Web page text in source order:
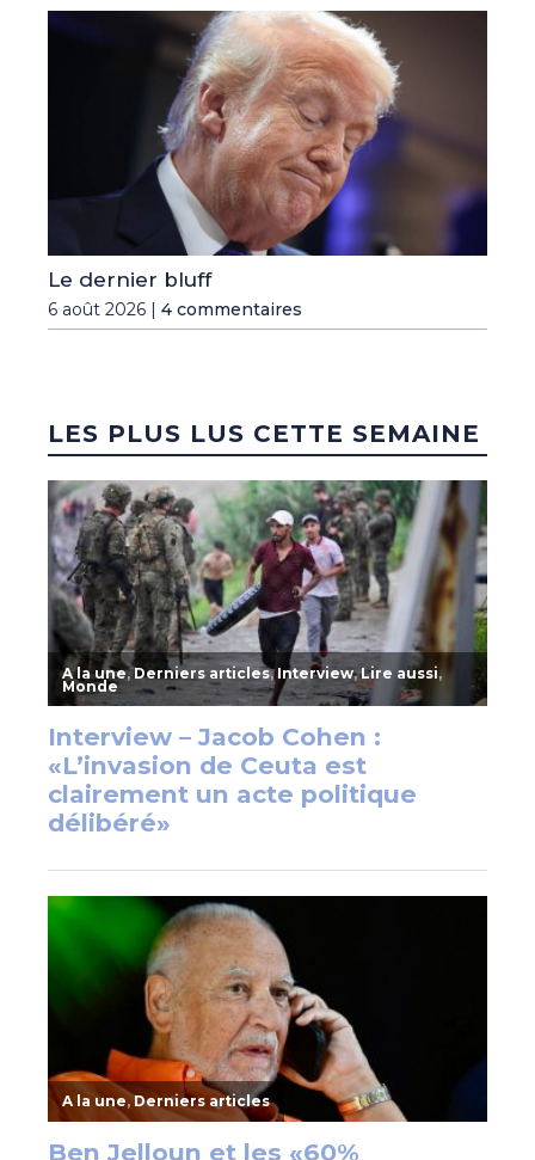
Le dernier bluff
6 août 2026 | 4 commentaires
LES PLUS LUS CETTE SEMAINE